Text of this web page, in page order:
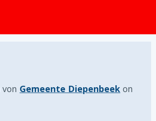
von Gemeente Diepenbeek on